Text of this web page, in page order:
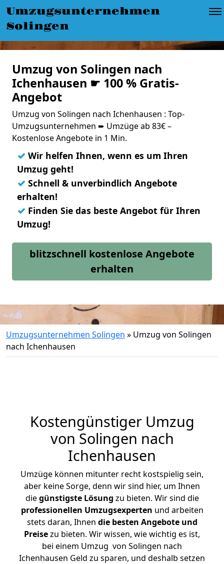
Umzugsunternehmen
Solingen
Umzug von Solingen nach
Ichenhausen ☛ 100 % Gratis-
Angebot
Umzug von Solingen nach Ichenhausen : Top-
Umzugsunternehmen ➨ Umzüge ab 83€ –
Kostenlose Angebote in 1 Min.
✓ Wir helfen Ihnen, wenn es um Ihren
Umzug geht!
✓ Schnell & unverbindlich Angebote
erhalten!
✓ Finden Sie das beste Angebot für Ihren
Umzug!
blitzschnell kostenlose Angebote
erhalten
Umzugsunternehmen Solingen » Umzug von Solingen
nach Ichenhausen
Kostengünstiger Umzug
von Solingen nach
Ichenhausen
Umzüge können mitunter recht kostspielig sein,
aber keine Sorge, denn wir sind hier, um Ihnen
diegünstigste Lösung zu bieten. Wir sind die
professionellen Umzugsexperten und arbeiten
stets daran, Ihnen die besten Angebote und
Preisezu bieten. Wir wissen, wie wichtig es ist,
bei einem Umzug von Solingen nach
Ichenhausen Geld zu sparen, und deshalb setzen